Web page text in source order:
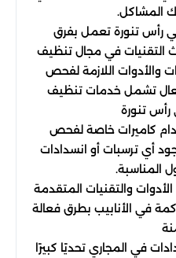
المشاكل.
رأس تنورة تعمل بفرق
في مجال تنظيف
والأدوات اللازمة لفحص
تشمل خدمات تنظيف
رأس تنورة
كاميرات خاصة لفحص
أي ترسبات أو انسدادات
المناسبة.
والتقنيات المتقدمة
في الأنابيب بطرق فعالة
في المجاري تحديًا كبيرًا